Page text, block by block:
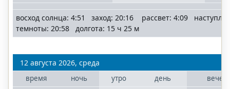
восход солнца: 4:51 заход: 20:16 рассвет: 4:09
темноты: 20:58 долгота: 15 ч 25 м
12 августа 2026, среда
время
ночь утро день вечер